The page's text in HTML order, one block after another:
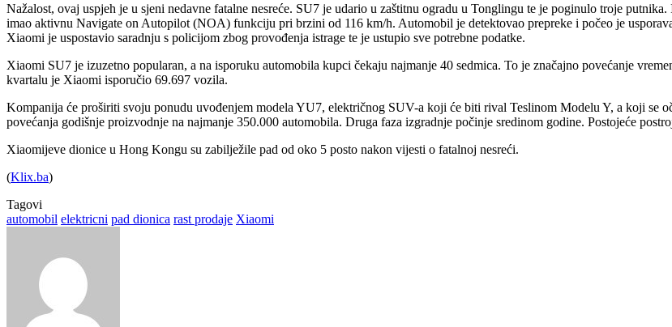
Nažalost, ovaj uspjeh je u sjeni nedavne fatalne nesreće. SU7 je udario u zaštitnu ogradu u Tonglingu te je poginulo troje
imao aktivnu Navigate on Autopilot (NOA) funkciju pri brzini od 116 km/h. Automobil je detektovao prepreke i počeo je
Xiaomi je uspostavio saradnju s policijom zbog provođenja istrage te je ustupio sve potrebne podatke.
Xiaomi SU7 je izuzetno popularan, a na isporuku automobila kupci čekaju najmanje 40 sedmica. To je značajno povećanje
kvartalu je Xiaomi isporučio 69.697 vozila.
Kompanija će proširiti svoju ponudu uvođenjem modela YU7, električnog SUV-a koji će biti rival Teslinom Modelu Y, a koji se
povećanja godišnje proizvodnje na najmanje 350.000 automobila. Druga faza izgradnje počinje sredinom godine. Postojeće
Xiaomijeve dionice u Hong Kongu su zabilježile pad od oko 5 posto nakon vijesti o fatalnoj nesreći.
(Klix.ba)
Tagovi
automobil elektricni pad dionica rast prodaje Xiaomi